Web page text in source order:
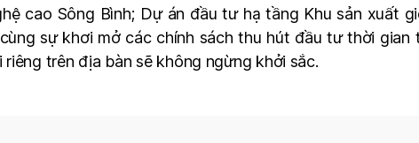
cao Sông Bình; Dự án đầu tư hạ tầng Khu sản xuất
sự khơi mở các chính sách thu hút đầu tư thời
trên địa bàn sẽ không ngừng khởi sắc.